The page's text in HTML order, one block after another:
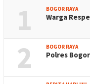
1 BOGOR RAYA
Warga
2 BOGOR RAYA
Polres